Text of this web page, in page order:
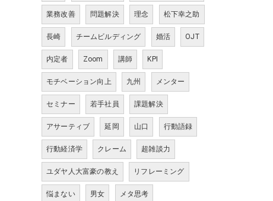
業務改善 問題解決 理念 松下幸之助
長崎 チームビルディング 婚活 OJT
内定者 Zoom 講師 KPI
モチベーション向上 九州 メンター
セミナー 若手社員 課題解決
アサーティブ 延岡 山口 行動語録
行動経済学 クレーム 超雑談力
ユダヤ人大富豪の教え リフレーミング
悩まない 男女 メタ思考